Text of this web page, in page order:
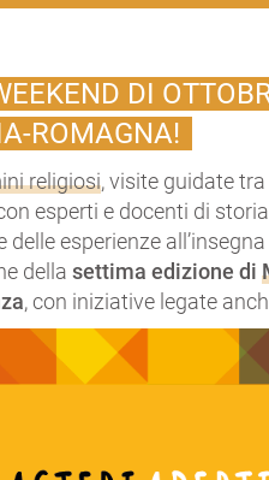
DI
ROMAGNA!
religiosi, visite guidate
esperti e docenti di
esperienze
dellasettima edizione di
, con iniziative legate